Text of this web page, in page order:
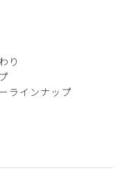
55kg
良く快適です。
・FREE/ディープ
り
ラインナップ